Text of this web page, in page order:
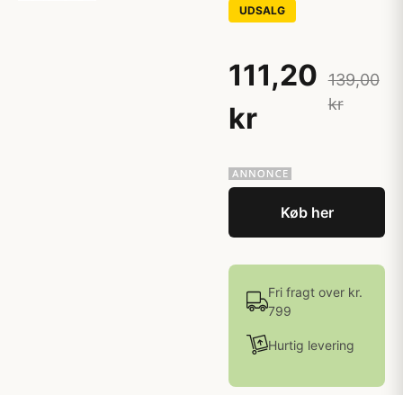
UDSALG
111,20
kr
139,00
kr
Køb her
Fri fragt over kr.
799
Hurtig levering